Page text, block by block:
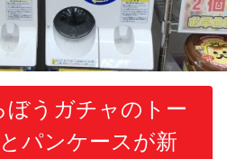
ぼうガチャのトー
パンケースが新